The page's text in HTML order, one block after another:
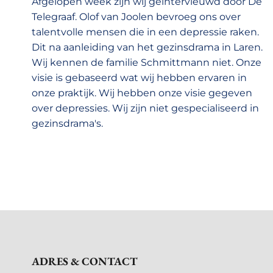
Telegraaf. Olof van Joolen bevroeg ons over
talentvolle mensen die in een depressie raken.
Dit na aanleiding van het gezinsdrama in Laren.
Wij kennen de familie Schmittmann niet. Onze
visie is gebaseerd wat wij hebben ervaren in
onze praktijk. Wij hebben onze visie gegeven
over depressies. Wij zijn niet gespecialiseerd in
gezinsdrama's.
ADRES & CONTACT